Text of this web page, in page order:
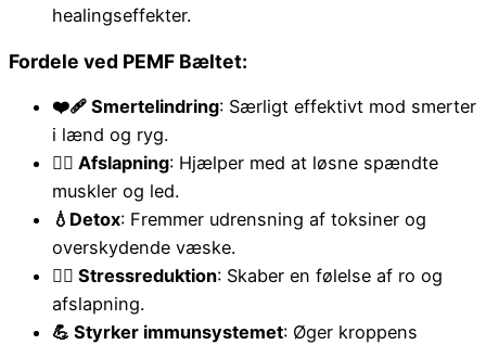
healingseffekter.
Fordele ved PEMF Bæltet:
❤️‍🩹 Smertelindring: Særligt effektivt mod smerter
i lænd og ryg.
🧖‍♀️ Afslapning: Hjælper med at løsne spændte
muskler og led.
💧Detox: Fremmer udrensning af toksiner og
overskydende væske.
🧘‍♀️ Stressreduktion: Skaber en følelse af ro og
afslapning.
💪 Styrker immunsystemet: Øger kroppens